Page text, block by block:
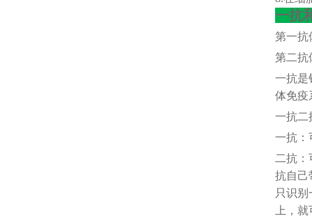
一抗
第一抗
第二抗
一抗是
体免疫
一抗二
一抗：
二抗
抗自己
只识
上，